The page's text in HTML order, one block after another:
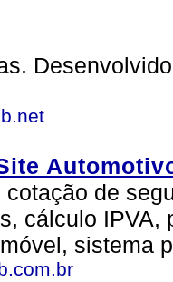
de
cálculo
sistema